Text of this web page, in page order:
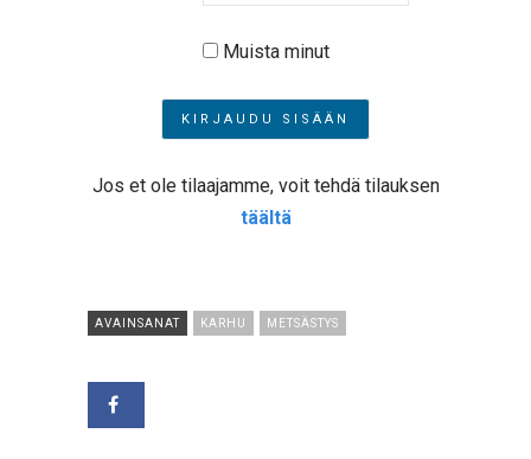
Muista minut
Jos et ole tilaajamme, voit tehdä tilauksen
täältä
AVAINSANAT KARHU METSÄSTYS